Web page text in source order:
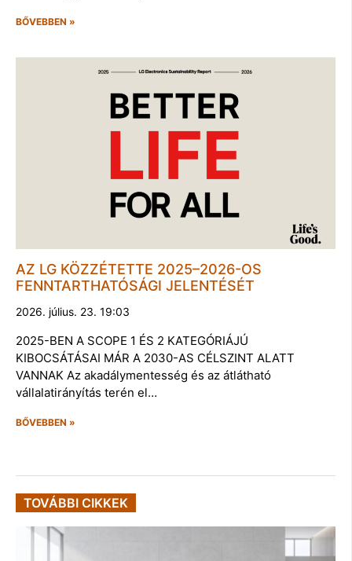
BŐVEBBEN »
AZ LG KÖZZÉTETTE 2025–2026-OS
FENNTARTHATÓSÁGI JELENTÉSÉT
2026. július. 23. 19:03
2025-BEN A SCOPE 1 ÉS 2 KATEGÓRIÁJÚ
KIBOCSÁTÁSAI MÁR A 2030-AS CÉLSZINT ALATT
VANNAK Az akadálymentesség és az átlátható
vállalatirányítás terén el…
BŐVEBBEN »
TOVÁBBI CIKKEK